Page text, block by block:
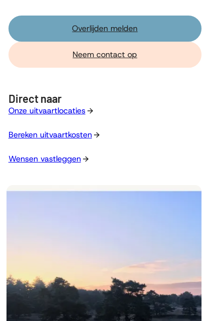
Overlijden melden
Neem contact op
Direct naar
Onze uitvaartlocaties
Bereken uitvaartkosten
Wensen vastleggen